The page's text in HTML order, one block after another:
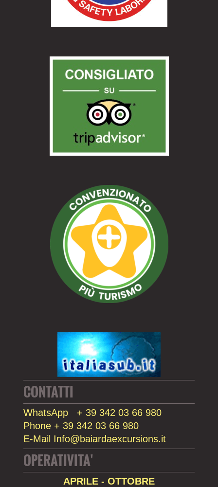
CONTATTI
WhatsApp + 39 342 03 66 980
Phone + 39 342 03 66 980
E-Mail Info@baiardaexcursions.it
OPERATIVITA'
APRILE - OTTOBRE